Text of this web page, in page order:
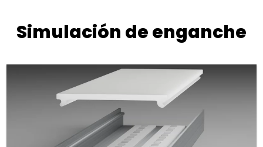
Simulación de enganche